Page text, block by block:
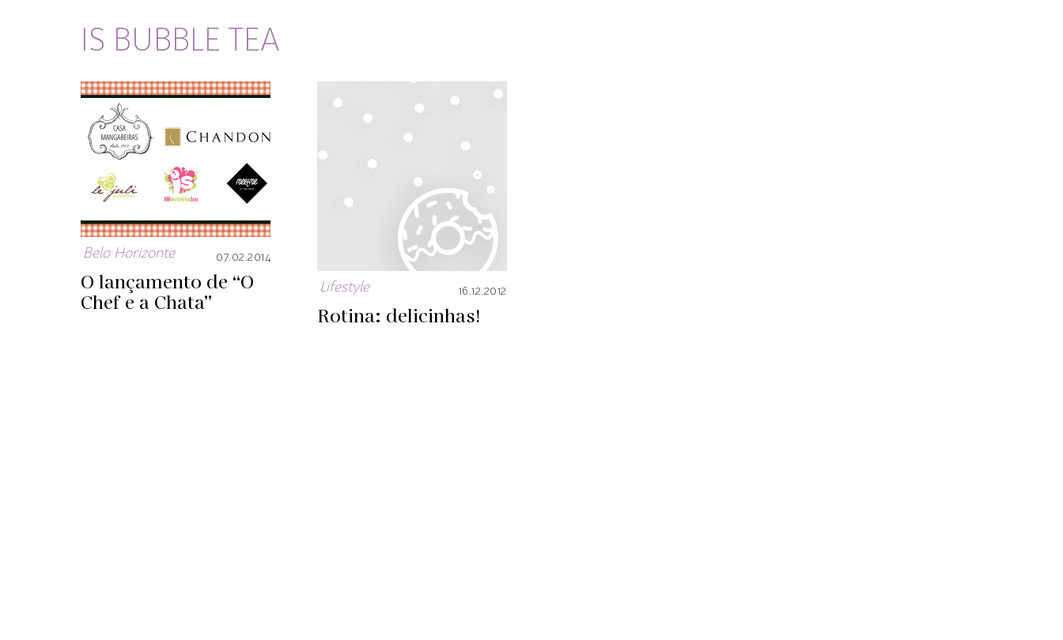
IS BUBBLE TEA
Belo Horizonte 07.02.2014
O lançamento de “O
Chef e a Chata”
Lifestyle 16.12.2012
Rotina: delicinhas!